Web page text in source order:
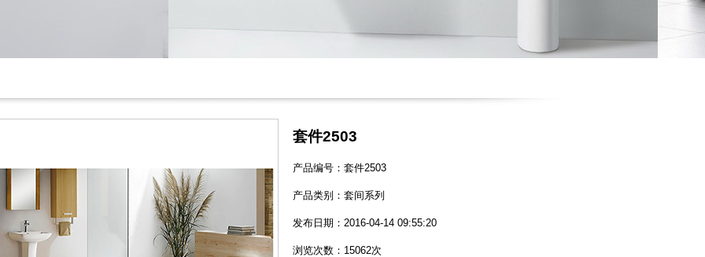
套件2503
产品编号：套件2503
产品类别：套间系列
发布日期：2016-04-14 09:55:20
浏览次数：15062次